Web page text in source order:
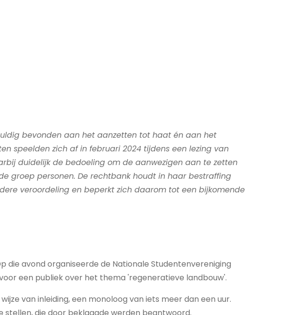
bevonden aan het aanzetten tot haat én aan het
speelden zich af in februari 2024 tijdens een lezing van
duidelijk de bedoeling om de aanwezigen aan te zetten
groep personen. De rechtbank houdt in haar bestraffing
veroordeling en beperkt zich daarom tot een bijkomende
die avond organiseerde de Nationale Studentenvereniging
een publiek over het thema 'regeneratieve landbouw'.
van inleiding, een monoloog van iets meer dan een uur.
die door beklaagde werden beantwoord.